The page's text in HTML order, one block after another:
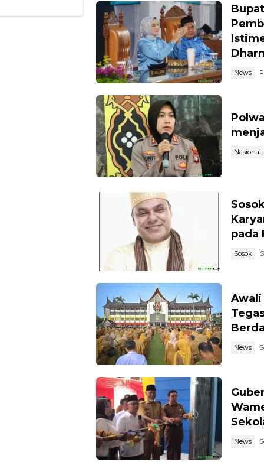
News
Nasional
pada
Sosok
Awali
News
News